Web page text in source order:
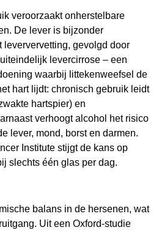
veroorzaakt onherstelbare
De lever is bijzonder
leververvetting, gevolgd door
levercirrose – een
waarbij littekenweefsel de
hart lijdt: chronisch gebruik leidt
hartspier) en
verhoogt alcohol het risico
lever, mond, borst en darmen.
Institute stijgt de kans op
slechts één glas per dag.
balans in de hersenen, wat
Uit een Oxford-studie